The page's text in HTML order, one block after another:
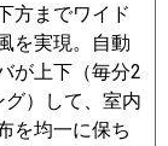
ZRMP112KL2
ZRMP112KZ
PKZ-
方までワイド
を実現。自動
が上下（毎分2
グ）して、室内
を均一に保ち